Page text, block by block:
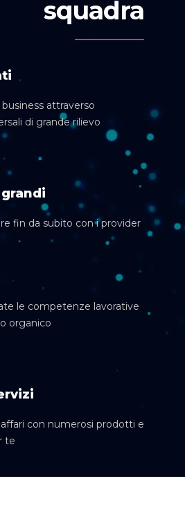
squadra
attraverso
di grande rilievo
fin da subito con i provider
le competenze lavorative
organico
con numerosi prodotti e
te